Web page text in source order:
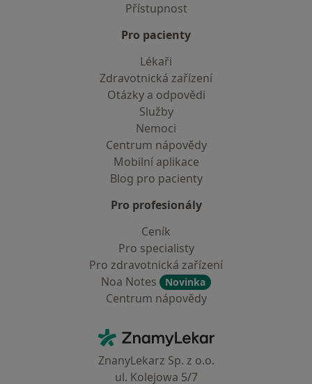
Přístupnost
Pro pacienty
Lékaři
Zdravotnická zařízení
Otázky a odpovědi
Služby
Nemoci
Centrum nápovědy
Mobilní aplikace
Blog pro pacienty
Pro profesionály
Ceník
Pro specialisty
Pro zdravotnická zařízení
Noa Notes
Novinka
Centrum nápovědy
ZnamyLekar - Hlavní stránka
ZnanyLekarz Sp. z o.o.
ul. Kolejowa 5/7